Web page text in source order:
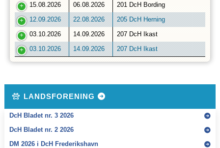
15.08.2026 06.08.2026 201 DcH Bording
12.09.2026 22.08.2026 205 DcH Herning
03.10.2026 14.09.2026 207 DcH Ikast
03.10.2026 14.09.2026 207 DcH Ikast
LANDSFORENING
DcH Bladet nr. 3 2026
DcH Bladet nr. 2 2026
DM 2026 i DcH Frederikshavn